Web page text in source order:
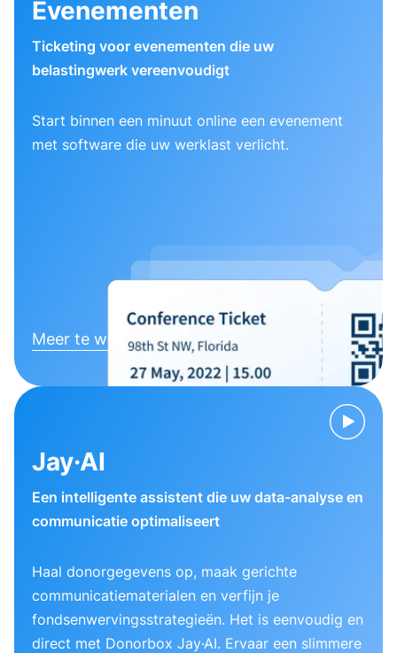
Evenementen
Ticketing voor evenementen die uw
belastingwerk vereenvoudigt
Start binnen een minuut online een evenement
met software die uw werklast verlicht.
Meer te weten komen
Jay·AI
Een intelligente assistent die uw data-analyse en
communicatie optimaliseert
Haal donorgegevens op, maak gerichte
communicatiematerialen en verfijn je
fondsenwervingsstrategieën. Het is eenvoudig en
direct met Donorbox Jay·AI. Ervaar een slimmere